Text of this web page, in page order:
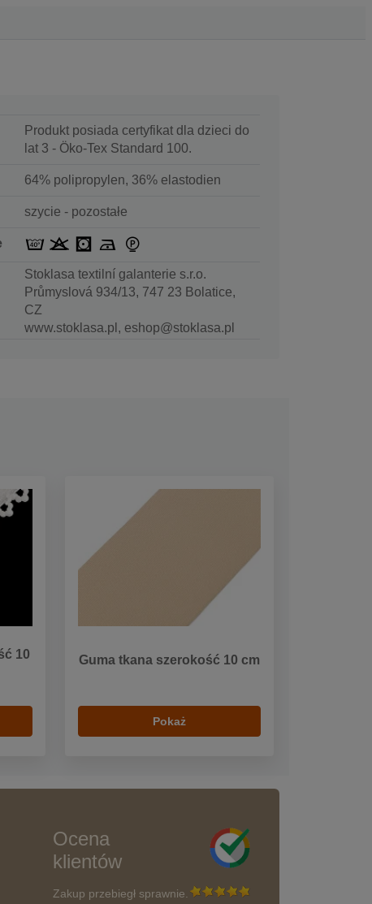
Produkt posiada certyfikat dla dzieci do
lat 3 - Öko-Tex Standard 100.
64% polipropylen, 36% elastodien
szycie - pozostałe
Stoklasa textilní galanterie s.r.o.
Průmyslová 934/13, 747 23 Bolatice,
CZ
www.stoklasa.pl, eshop@stoklasa.pl
10
Guma tkana szerokość 10 cm
Pokaż
Ocena
klientów
Zakup przebiegł sprawnie.